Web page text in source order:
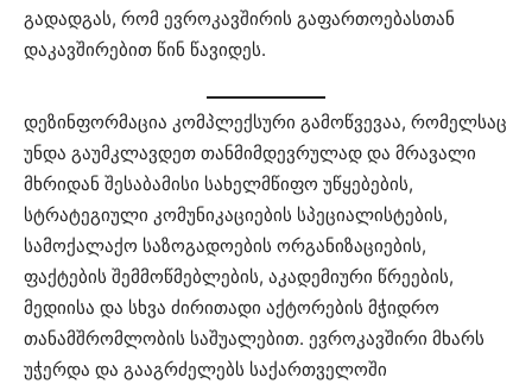
გადადგას, რომ ევროკავშირის გაფართოებასთან
დაკავშირებით წინ წავიდეს.
დეზინფორმაცია კომპლექსური გამოწვევაა, რომელსაც
უნდა გაუმკლავდეთ თანმიმდევრულად და მრავალი
მხრიდან შესაბამისი სახელმწიფო უწყებების,
სტრატეგიული კომუნიკაციების სპეციალისტების,
სამოქალაქო საზოგადოების ორგანიზაციების,
ფაქტების შემმოწმებლების, აკადემიური წრეების,
მედიისა და სხვა ძირითადი აქტორების მჭიდრო
თანამშრომლობის საშუალებით. ევროკავშირი მხარს
უჭერდა და გააგრძელებს საქართველოში